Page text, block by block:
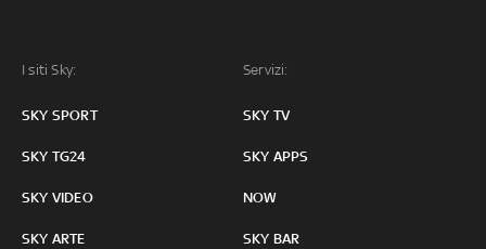
I siti Sky:
SKY SPORT
SKY TG24
SKY VIDEO
SKY ARTE
Servizi:
SKY TV
SKY APPS
NOW
SKY BAR